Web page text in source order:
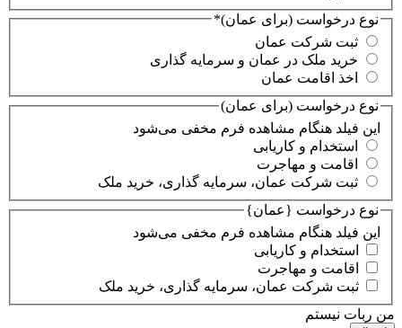
نوع درخواست (برای عمان)*
ثبت شرکت عمان
خرید ملک در عمان و سرمایه گذاری
اخذ اقامت عمان
این فیلد هنگام مشاهده فرم مخفی می‌شود
نوع درخواست (برای عمان)
استخدام و کاریابی
اقامت و مهاجرت
ثبت شرکت عمان، سرمایه گذاری، خرید ملک
این فیلد هنگام مشاهده فرم مخفی می‌شود
نوع درخواست {عمان}
استخدام و کاریابی
اقامت و مهاجرت
ثبت شرکت عمان، سرمایه گذاری، خرید ملک
من ربات نیستم